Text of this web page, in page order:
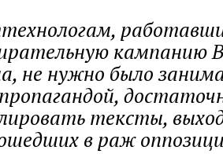
кампанию
не нужно было
тексты,
в раж